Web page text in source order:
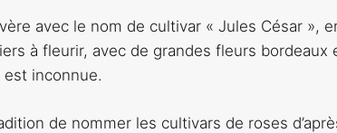
avec le nom de cultivar « Jules César »,
à fleurir, avec de grandes fleurs
est inconnue.
de nommer les cultivars de roses